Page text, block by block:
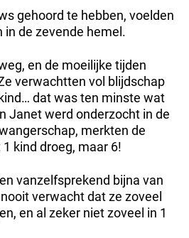
gehoord te hebben, voelden
in de zevende hemel.
en de moeilijke tijden
verwachtten vol blijdschap
dat was ten minste wat
Janet werd onderzocht in de
merkten de
kind droeg, maar 6!
vanzelfsprekend bijna van
verwacht dat ze zoveel
en al zeker niet zoveel in 1